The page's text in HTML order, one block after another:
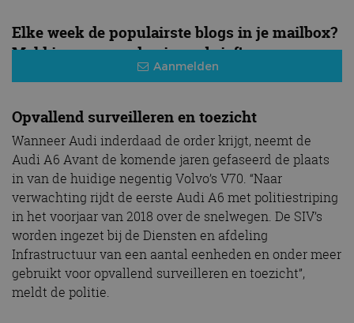
Elke week de populairste blogs in je mailbox?
Meld je aan voor de nieuwsbrief!
Aanmelden
Opvallend surveilleren en toezicht
Wanneer Audi inderdaad de order krijgt, neemt de
Audi A6 Avant de komende jaren gefaseerd de plaats
in van de huidige negentig Volvo’s V70. “Naar
verwachting rijdt de eerste Audi A6 met politiestriping
in het voorjaar van 2018 over de snelwegen. De SIV’s
worden ingezet bij de Diensten en afdeling
Infrastructuur van een aantal eenheden en onder meer
gebruikt voor opvallend surveilleren en toezicht”,
meldt de politie.